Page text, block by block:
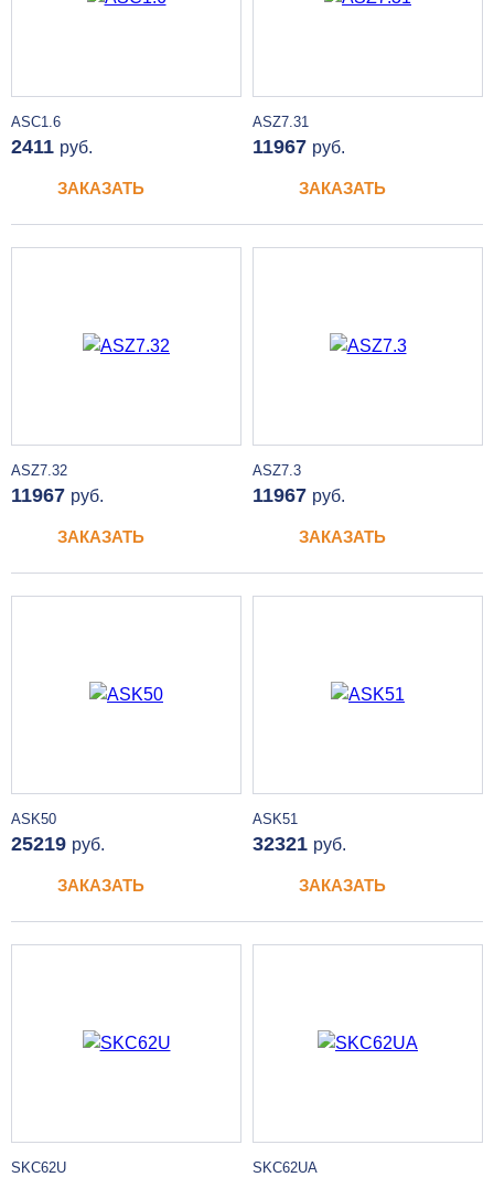
ASC1.6
2411 руб.
ЗАКАЗАТЬ
ASZ7.31
11967 руб.
ЗАКАЗАТЬ
ASZ7.32
11967 руб.
ЗАКАЗАТЬ
ASZ7.3
11967 руб.
ЗАКАЗАТЬ
ASK50
25219 руб.
ЗАКАЗАТЬ
ASK51
32321 руб.
ЗАКАЗАТЬ
SKC62U SKC62UA